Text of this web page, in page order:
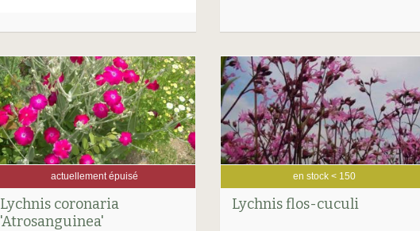
actuellement épuisé
Lychnis coronaria
'Atrosanguinea'
en stock < 150
Lychnis flos-cuculi